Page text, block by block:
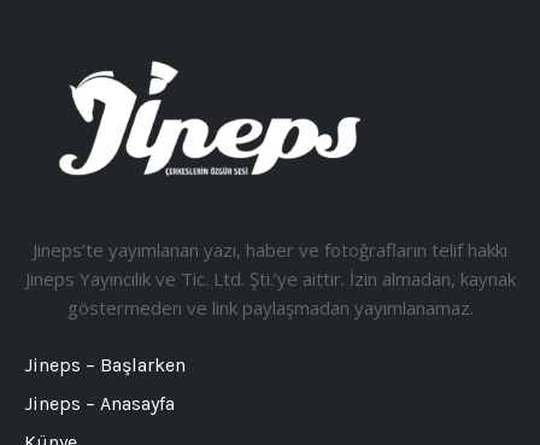
Jineps’te yayımlanan yazı, haber ve fotoğrafların telif hakkı
Jineps Yayıncılık ve Tic. Ltd. Şti.’ye aittir. İzin almadan, kaynak
göstermeden ve link paylaşmadan yayımlanamaz.
Jineps – Başlarken
Jineps – Anasayfa